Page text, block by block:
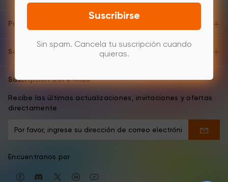
Producto
Sobre
Suscripción del e-mail
Recibe las últimas actualizaciones, invitaciones y ofertas
directamente
Encuentranos por
Suscribirse
Sin spam. Cancela tu suscripción cuando
quieras.